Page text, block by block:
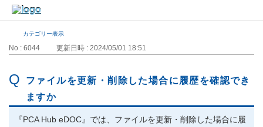
カテゴリー表示
No : 6044 更新日時 : 2024/05/01 18:51
ファイルを更新・削除した場合に履歴を確認でき
ますか
『PCA Hub eDOC』では、ファイルを更新・削除した場合に履